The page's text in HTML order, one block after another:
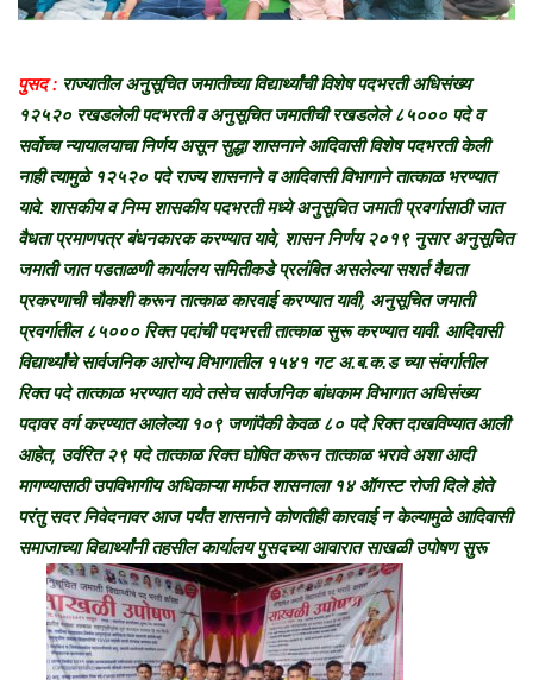
पुसद : राज्यातीलअनुसूचित जमातीच्या विद्यार्थ्यांची विशेष पदभरती अधिसंख्य
१२५२० रखडलेली पदभरती व अनुसूचित जमातीची रखडलेले ८५००० पदे व
सर्वोच्च न्यायालयाचा निर्णय असून सुद्धा शासनाने आदिवासी विशेष पदभरती केली
नाही त्यामुळे १२५२० पदे राज्य शासनाने व आदिवासी विभागाने तात्काळ भरण्यात
यावे. शासकीय व निम्म शासकीय पदभरती मध्ये अनुसूचित जमाती प्रवर्गासाठी जात
वैधता प्रमाणपत्र बंधनकारक करण्यात यावे, शासन निर्णय २०१९ नुसार अनुसूचित
जमाती जात पडताळणी कार्यालय समितीकडे प्रलंबित असलेल्या सशर्त वैद्यता
प्रकरणाची चौकशी करून तात्काळ कारवाई करण्यात यावी, अनुसूचित जमाती
प्रवर्गातील ८५००० रिक्त पदांची पदभरती तात्काळ सुरू करण्यात यावी. आदिवासी
विद्यार्थ्यांचे सार्वजनिक आरोग्य विभागातील १५४१ गट अ.ब.क.ड च्या संवर्गातील
रिक्त पदे तात्काळ भरण्यात यावेतसेच सार्वजनिक बांधकाम विभागात अधिसंख्य
पदावर वर्ग करण्यात आलेल्या १०९ जणांपैकी केवळ ८० पदे रिक्त दाखविण्यात आली
आहेत, उर्वरित २९ पदे तात्काळ रिक्त घोषित करून तात्काळ भरावे अशा आदी
मागण्यासाठी उपविभागीय अधिकाऱ्या मार्फत शासनाला १४ ऑगस्ट रोजी दिले होते
परंतु सदर निवेदनावर आज पर्यंत शासनाने कोणतीही कारवाई न केल्यामुळे आदिवासी
समाजाच्या विद्यार्थ्यांनी तहसील कार्यालय पुसदच्या आवारात साखळी उपोषण सुरू